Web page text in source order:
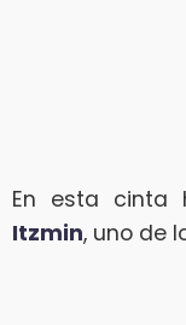
En esta cinta
Itzmin, uno de